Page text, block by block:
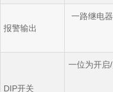
报警输出
一路继电
DIP开关
一位为开启/